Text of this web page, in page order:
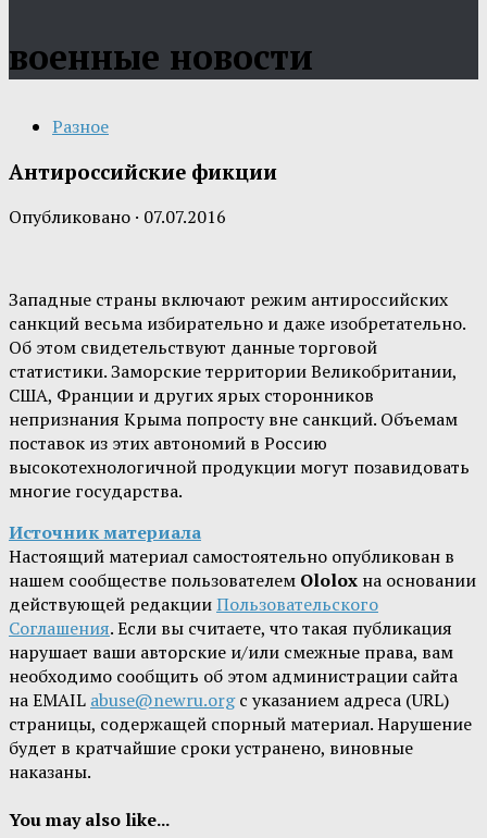
военные новости
Разное
Антироссийские фикции
Опубликовано · 07.07.2016
Западные страны включают режим антироссийских
санкций весьма избирательно и даже изобретательно.
Об этом свидетельствуют данные торговой
статистики. Заморские территории Великобритании,
США, Франции и других ярых сторонников
непризнания Крыма попросту вне санкций. Объемам
поставок из этих автономий в Россию
высокотехнологичной продукции могут позавидовать
многие государства.
Источник материала
Настоящий материал самостоятельно опубликован в
нашем сообществе пользователем Ololox на основании
действующей редакцииПользовательского
Соглашения. Если вы считаете, что такая публикация
нарушает ваши авторские и/или смежные права, вам
необходимо сообщить об этом администрации сайта
на EMAIL abuse@newru.orgс указанием адреса (URL)
страницы, содержащей спорный материал. Нарушение
будет в кратчайшие сроки устранено, виновные
наказаны.
You may also like...